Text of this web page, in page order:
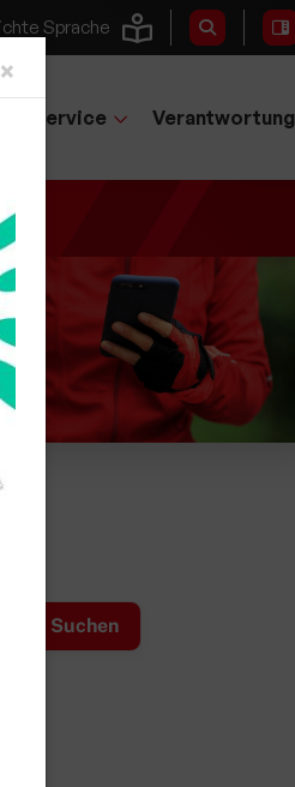
Sprache
Service Verantwortung
×